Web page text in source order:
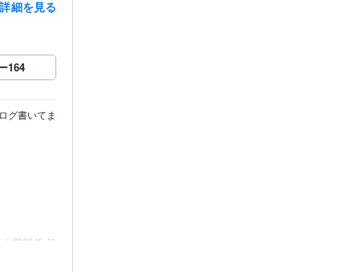
細を見る
164
グ書いてま
人間関係 相